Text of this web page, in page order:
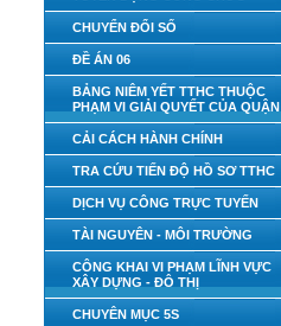
CHUYỂN ĐỔI SỐ
ĐỀ ÁN 06
BẢNG NIÊM YẾT TTHC THUỘC
PHẠM VI GIẢI QUYẾT CỦA QUẬN
CẢI CÁCH HÀNH CHÍNH
TRA CỨU TIẾN ĐỘ HỒ SƠ TTHC
DỊCH VỤ CÔNG TRỰC TUYẾN
TÀI NGUYÊN - MÔI TRƯỜNG
CÔNG KHAI VI PHẠM LĨNH VỰC
XÂY DỰNG - ĐÔ THỊ
CHUYÊN MỤC 5S